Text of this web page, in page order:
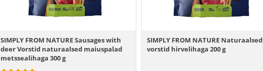
SIMPLY FROM NATURE Sausages with
deer Vorstid naturaalsed maiuspalad
metssealihaga 300 g
SIMPLY FROM NATURE Naturaalsed
vorstid hirvelihaga 200 g